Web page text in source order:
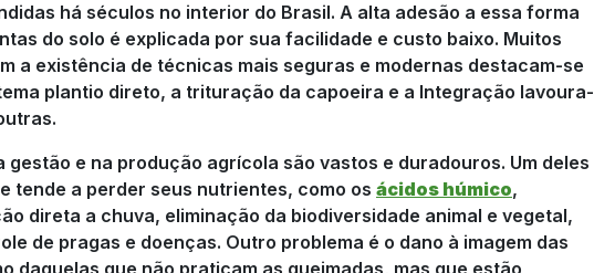
há séculos no interior do Brasil. A alta adesão a essa forma
do solo é explicada por sua facilidade e custo baixo. Muitos
a existência de técnicas mais seguras e modernas destacam-se
plantio direto, a trituração da capoeira e a Integração lavoura-
e na produção agrícola são vastos e duradouros. Um deles
tende a perder seus nutrientes, como os ácidos húmico,
direta a chuva, eliminação da biodiversidade animal e vegetal,
de pragas e doenças. Outro problema é o dano à imagem das
daquelas que não praticam as queimadas, mas que estão